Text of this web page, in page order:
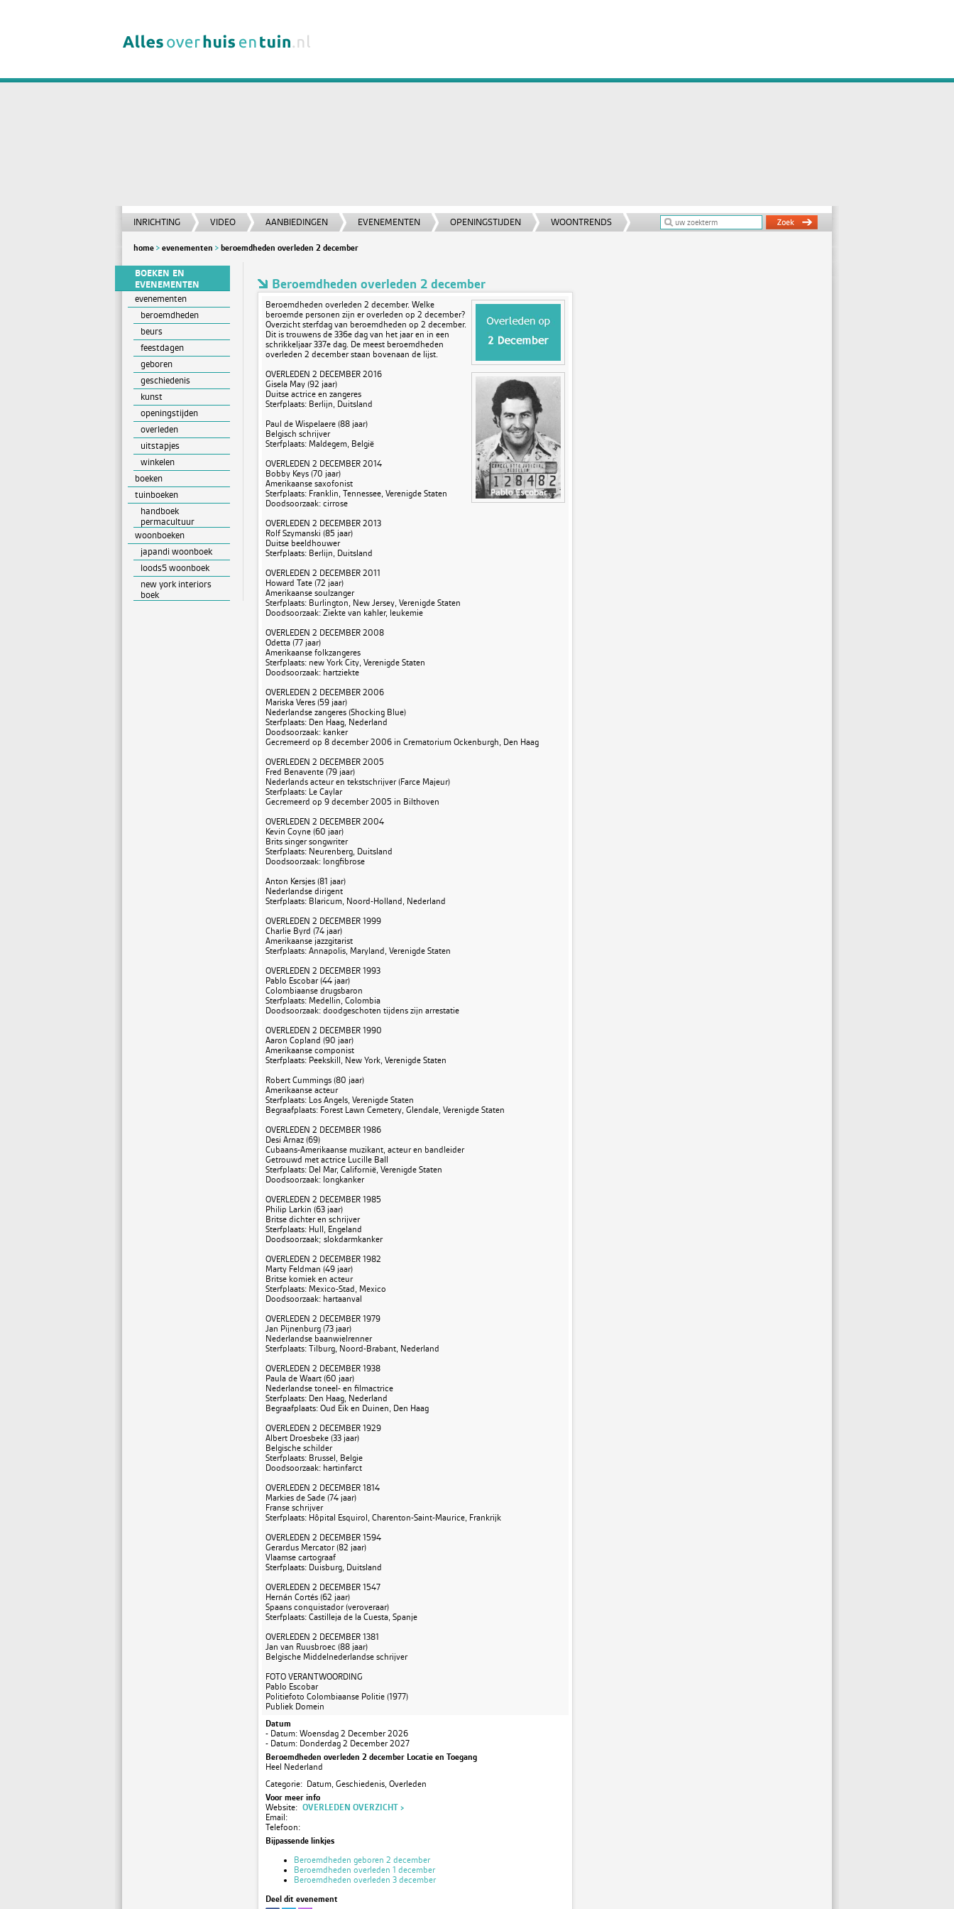
INRICHTING VIDEO AANBIEDINGEN EVENEMENTEN OPENINGSTIJDEN WOONTRENDS
home evenementen beroemdheden overleden 2 december
Beroemdheden overleden 2 december
Beroemdheden overleden 2 december. Welke
beroemde personen zijn er overleden op 2 december?
Overzicht sterfdag van beroemdheden op 2 december.
Dit is trouwens de 336e dag van het jaar en in een
schrikkeljaar 337e dag. De meest beroemdheden
overleden 2 december staan bovenaan de lijst.
OVERLEDEN 2 DECEMBER 2016
Gisela May (92 jaar)
Duitse actrice en zangeres
Sterfplaats: Berlijn, Duitsland
Paul de Wispelaere (88 jaar)
Belgisch schrijver
Sterfplaats: Maldegem, België
OVERLEDEN 2 DECEMBER 2014
Bobby Keys (70 jaar)
Amerikaanse saxofonist
Sterfplaats: Franklin, Tennessee, Verenigde Staten
Doodsoorzaak: cirrose
OVERLEDEN 2 DECEMBER 2013
Rolf Szymanski (85 jaar)
Duitse beeldhouwer
Sterfplaats: Berlijn, Duitsland
OVERLEDEN 2 DECEMBER 2011
Howard Tate (72 jaar)
Amerikaanse soulzanger
Sterfplaats: Burlington, New Jersey, Verenigde Staten
Doodsoorzaak: Ziekte van kahler, leukemie
OVERLEDEN 2 DECEMBER 2008
Odetta (77 jaar)
Amerikaanse folkzangeres
Sterfplaats: new York City, Verenigde Staten
Doodsoorzaak: hartziekte
OVERLEDEN 2 DECEMBER 2006
Mariska Veres (59 jaar)
Nederlandse zangeres (Shocking Blue)
Sterfplaats: Den Haag, Nederland
Doodsoorzaak: kanker
Gecremeerd op 8 december 2006 in Crematorium Ockenburgh, Den Haag
OVERLEDEN 2 DECEMBER 2005
Fred Benavente (79 jaar)
Nederlands acteur en tekstschrijver (Farce Majeur)
Sterfplaats: Le Caylar
Gecremeerd op 9 december 2005 in Bilthoven
OVERLEDEN 2 DECEMBER 2004
Kevin Coyne (60 jaar)
Brits singer songwriter
Sterfplaats: Neurenberg, Duitsland
Doodsoorzaak: longfibrose
Anton Kersjes (81 jaar)
Nederlandse dirigent
Sterfplaats: Blaricum, Noord-Holland, Nederland
OVERLEDEN 2 DECEMBER 1999
Charlie Byrd (74 jaar)
Amerikaanse jazzgitarist
Sterfplaats: Annapolis, Maryland, Verenigde Staten
OVERLEDEN 2 DECEMBER 1993
Pablo Escobar (44 jaar)
Colombiaanse drugsbaron
Sterfplaats: Medellin, Colombia
Doodsoorzaak: doodgeschoten tijdens zijn arrestatie
OVERLEDEN 2 DECEMBER 1990
Aaron Copland (90 jaar)
Amerikaanse componist
Sterfplaats: Peekskill, New York, Verenigde Staten
Robert Cummings (80 jaar)
Amerikaanse acteur
Sterfplaats: Los Angels, Verenigde Staten
Begraafplaats: Forest Lawn Cemetery, Glendale, Verenigde Staten
OVERLEDEN 2 DECEMBER 1986
Desi Arnaz (69)
Cubaans-Amerikaanse muzikant, acteur en bandleider
Getrouwd met actrice Lucille Ball
Sterfplaats: Del Mar, Californië, Verenigde Staten
Doodsoorzaak: longkanker
OVERLEDEN 2 DECEMBER 1985
Philip Larkin (63 jaar)
Britse dichter en schrijver
Sterfplaats: Hull, Engeland
Doodsoorzaak; slokdarmkanker
OVERLEDEN 2 DECEMBER 1982
Marty Feldman (49 jaar)
Britse komiek en acteur
Sterfplaats: Mexico-Stad, Mexico
Doodsoorzaak: hartaanval
OVERLEDEN 2 DECEMBER 1979
Jan Pijnenburg (73 jaar)
Nederlandse baanwielrenner
Sterfplaats: Tilburg, Noord-Brabant, Nederland
OVERLEDEN 2 DECEMBER 1938
Paula de Waart (60 jaar)
Nederlandse toneel- en filmactrice
Sterfplaats: Den Haag, Nederland
Begraafplaats: Oud Eik en Duinen, Den Haag
OVERLEDEN 2 DECEMBER 1929
Albert Droesbeke (33 jaar)
Belgische schilder
Sterfplaats: Brussel, Belgie
Doodsoorzaak: hartinfarct
OVERLEDEN 2 DECEMBER 1814
Markies de Sade (74 jaar)
Franse schrijver
Sterfplaats: Hôpital Esquirol, Charenton-Saint-Maurice, Frankrijk
OVERLEDEN 2 DECEMBER 1594
Gerardus Mercator (82 jaar)
Vlaamse cartograaf
Sterfplaats: Duisburg, Duitsland
OVERLEDEN 2 DECEMBER 1547
Hernán Cortés (62 jaar)
Spaans conquistador (veroveraar)
Sterfplaats: Castilleja de la Cuesta, Spanje
OVERLEDEN 2 DECEMBER 1381
Jan van Ruusbroec (88 jaar)
Belgische Middelnederlandse schrijver
FOTO VERANTWOORDING
Pablo Escobar
Politiefoto Colombiaanse Politie (1977)
Publiek Domein
Datum
- Datum: Woensdag 2 December 2026
- Datum: Donderdag 2 December 2027
Beroemdheden overleden 2 december Locatie en Toegang
Heel Nederland
Categorie: Datum, Geschiedenis, Overleden
Voor meer info
Website: OVERLEDEN OVERZICHT >
Email:
Telefoon:
Bijpassende linkjes
Beroemdheden geboren 2 december
Beroemdheden overleden 1 december
Beroemdheden overleden 3 december
Deel dit evenement
BOEKEN EN
EVENEMENTEN
evenementen
beroemdheden
beurs
feestdagen
geboren
geschiedenis
kunst
openingstijden
overleden
uitstapjes
winkelen
boeken
tuinboeken
handboek
permacultuur
woonboeken
japandi woonboek
loods5 woonboek
new york interiors
boek